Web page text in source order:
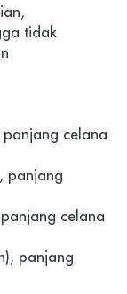
tidak
celana
panjang
celana
panjang